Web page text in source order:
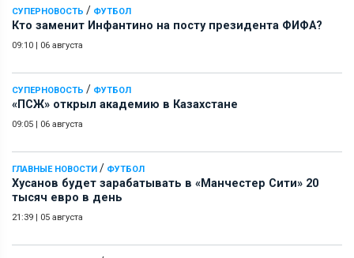
СУПЕРНОВОСТЬ / ФУТБОЛ
Кто заменит Инфантино на посту президента ФИФА?
09:10 | 06 августа
СУПЕРНОВОСТЬ / ФУТБОЛ
«ПСЖ» открыл академию в Казахстане
09:05 | 06 августа
ГЛАВНЫЕ НОВОСТИ / ФУТБОЛ
Хусанов будет зарабатывать в «Манчестер Сити» 20
тысяч евро в день
21:39 | 05 августа